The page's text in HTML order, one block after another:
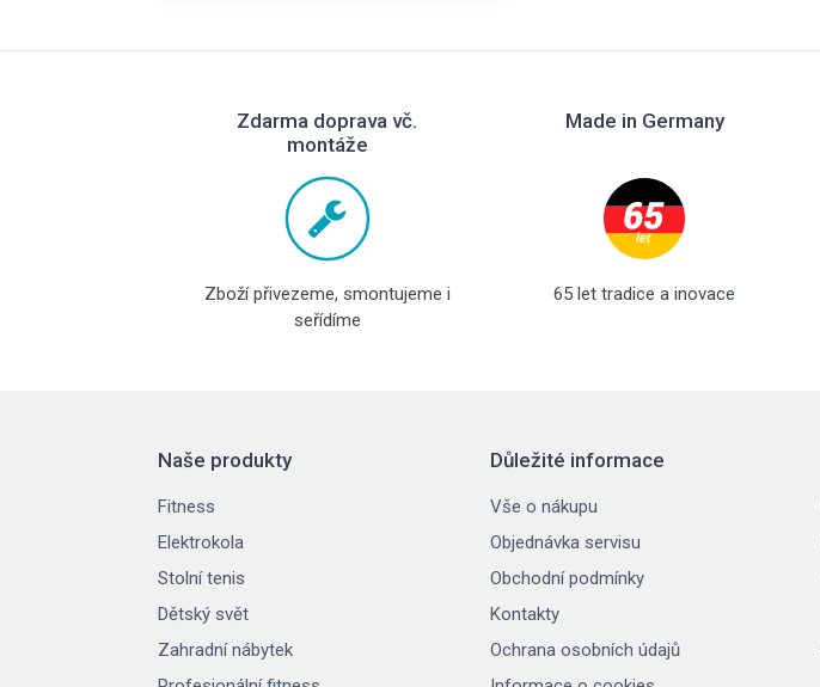
Zdarma doprava vč.
montáže
Zboží přivezeme, smontujeme i
seřídíme
Made in Germany
65 let tradice a inovace
Naše produkty
Fitness
Elektrokola
Stolní tenis
Dětský svět
Zahradní nábytek
Důležité informace
Vše o nákupu
Objednávka servisu
Obchodní podmínky
Kontakty
Ochrana osobních údajů